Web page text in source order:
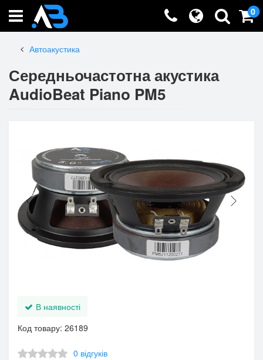
0
Автоакустика
Середньочастотна акустика
AudioBeat Piano PM5
В наявності
Код товару: 26189
0 відгуків